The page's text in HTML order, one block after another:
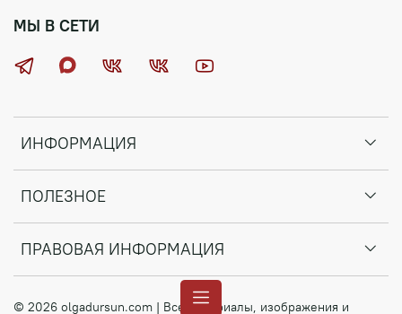
ИНФОРМАЦИЯ
ПОЛЕЗНОЕ
ПРАВОВАЯ ИНФОРМАЦИЯ
МЫ В СЕТИ
© 2026 olgadursun.com | Все материалы, изображения и